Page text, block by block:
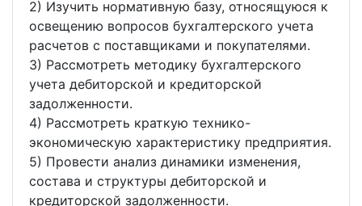
2) Изучить нормативную базу, относящуюся к
освещению вопросов бухгалтерского учета
расчетов с поставщиками и покупателями.
3) Рассмотреть методику бухгалтерского
учета дебиторской и кредиторской
задолженности.
4) Рассмотреть краткую технико-
экономическую характеристику предприятия.
5) Провести анализ динамики изменения,
состава и структуры дебиторской и
кредиторской задолженности.